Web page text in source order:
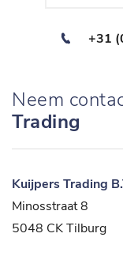
+31
Neem
Trading
Kuijpers Trading
Minosstraat 8
5048 CK Tilburg